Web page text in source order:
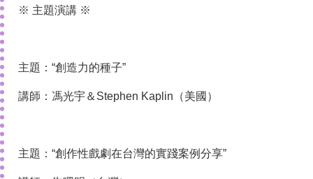
※ 主題演講 ※
主題：“創造力的種子”
講師：馮光宇＆Stephen Kaplin（美國）
主題：“創作性戲劇在台灣的實踐案例分享”